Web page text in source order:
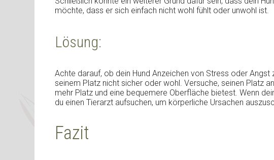
möchte, dass er sich einfach nicht wohl fühlt oder unwohl ist.
Lösung:
Achte darauf, ob dein Hund Anzeichen von Stress oder
seinem Platz nicht sicher oder wohl. Versuche, seinen Platz
mehr Platz und eine bequemere Oberfläche bietest. Wenn
du einen Tierarzt aufsuchen, um körperliche Ursachen
Fazit